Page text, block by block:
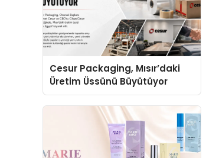
Cesur Packaging, Mısır’daki
Üretim Üssünü Büyütüyor